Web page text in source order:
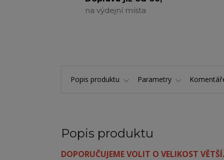
na výdejní místa
Popis produktu Parametry
Popis produktu
DOPORUČUJEME VOLIT O VELIKOST VĚTŠÍ.